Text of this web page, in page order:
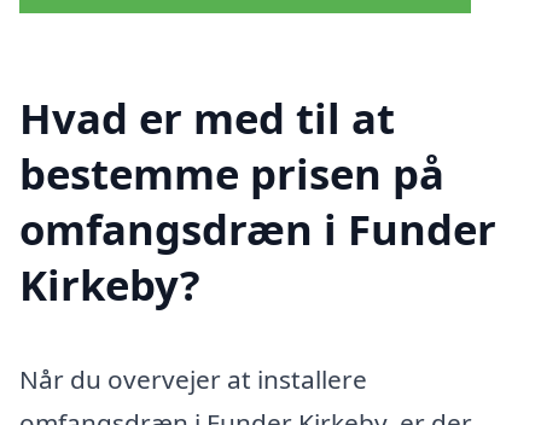
Hvad er med til at
bestemme prisen på
omfangsdræn i Funder
Kirkeby?
Når du overvejer at installere